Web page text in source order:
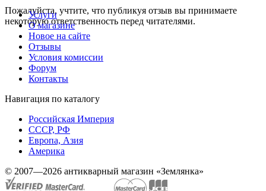
Пожалуйста, учтите, что публикуя отзыв вы принимаете
некоторую ответственность перед читателями.
Услуги
О магазине
Новое на сайте
Отзывы
Условия комиссии
Форум
Контакты
Навигация по каталогу
Российская Империя
СССР, РФ
Европа, Азия
Америка
© 2007—2026 антикварный магазин «Землянка»